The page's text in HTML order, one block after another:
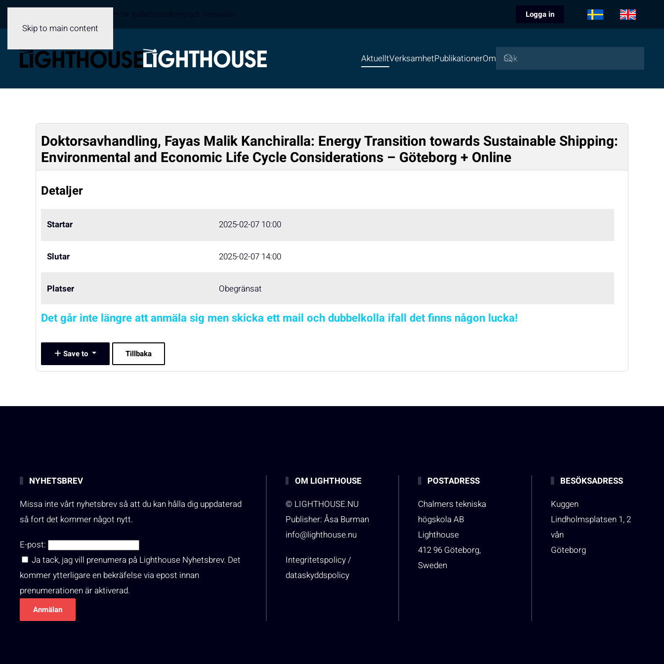
Skip to main content
Logga in
AktuelltVerksamhetPublikationerOm
Doktorsavhandling, Fayas Malik Kanchiralla: Energy Transition towards Sustainable Shipping:
Environmental and Economic Life Cycle Considerations – Göteborg + Online
Detaljer
Startar 2025-02-07 10:00
Slutar 2025-02-07 14:00
Platser Obegränsat
Det går inte längre att anmäla sig men skicka ett mail och dubbelkolla ifall det finns någon lucka!
Save to Tillbaka
NYHETSBREV
Missa inte vårt nyhetsbrev så att du kan hålla dig uppdaterad
så fort det kommer något nytt.
E-post:
Ja tack, jag vill prenumera på Lighthouse Nyhetsbrev. Det
kommer ytterligare en bekräfelse via epost innan
prenumerationen är aktiverad.
OM LIGHTHOUSE
© LIGHTHOUSE.NU
Publisher: Åsa Burman
info@lighthouse.nu
Integritetspolicy /
dataskyddspolicy
POSTADRESS
Chalmers tekniska
högskola AB
Lighthouse
412 96 Göteborg,
Sweden
BESÖKSADRESS
Kuggen
Lindholmsplatsen 1, 2
vån
Göteborg